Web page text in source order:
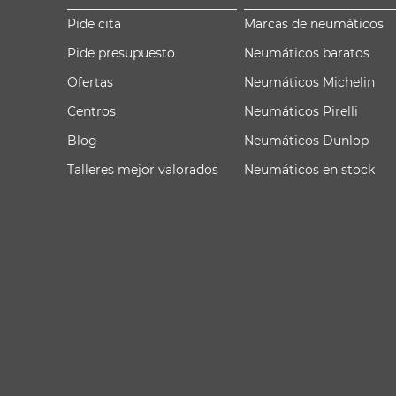
Pide cita
Pide presupuesto
Ofertas
Centros
Blog
Talleres mejor valorados
Marcas de neumáticos
Neumáticos baratos
Neumáticos Michelin
Neumáticos Pirelli
Neumáticos Dunlop
Neumáticos en stock